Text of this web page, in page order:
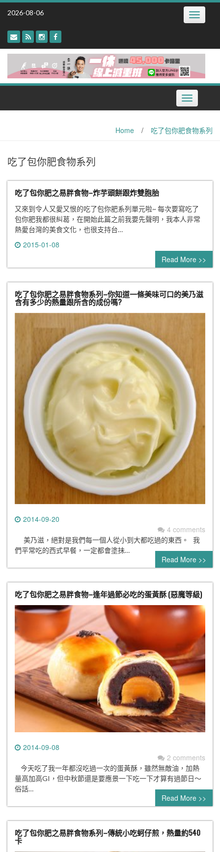
Skip
2026-08-06 Toggle
Toggle
navigation
Home / 吃了包你肥食物系列
吃了包你肥食物系列
吃了包你肥之易胖食物–炸芋頭餅跟炸雙胞胎
又來到令人又愛又恨的吃了包你肥系列單元啦~ 每次要寫吃了
包你肥我都很糾葛，在開始此篇之前我要先聲明，我本人非常
熱愛台灣的美食文化，也很支持台…
2015-01-08
3 comments
Read More >>
吃了包你肥之易胖食物系列–你知道一條美味可口的美乃滋
含有多少的熱量跟所含的成份嗎?
2014-09-20
4 comments
美乃滋，絕對是我們每一個人從小到大都吃過的東西。 我
們平常吃的西式早餐，一定都會塗抺…
Read More >>
吃了包你肥之易胖食物–逢年過節必吃的蛋黃酥 (惡魔等級)
2014-09-08
2 comments
今天吃了我一年都沒吃過一次的蛋黃酥，雖然無敵油，加熱
量高加高GI，但中秋節還是要應景一下吃一下才算有過節日～
俗話…
Read More >>
吃了包你肥之易胖食物系列–傳統小吃蚵仔煎，熱量約540
卡